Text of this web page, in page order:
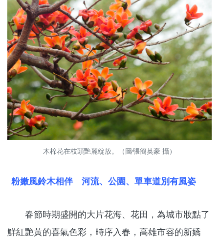
木棉花在枝頭艷麗綻放。（圖∕張簡英豪 攝）
粉嫩風鈴木相伴 河流、公園、單車道別有風姿
春節時期盛開的大片花海、花田，為城市妝點了
鮮紅艷黃的喜氣色彩，時序入春，高雄市容的新嬌